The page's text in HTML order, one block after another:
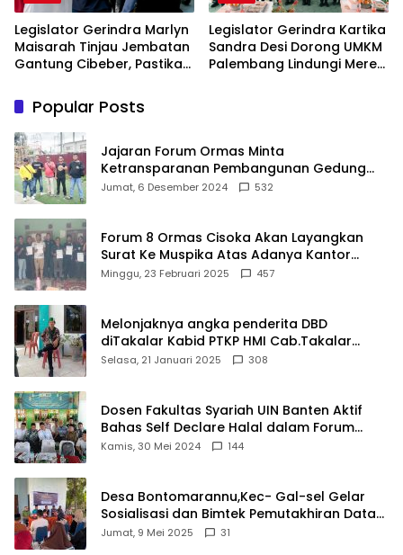
Legislator Gerindra Marlyn
Maisarah Tinjau Jembatan
Gantung Cibeber, Pastikan
Legislator Gerindra Kartika
Sandra Desi Dorong UMKM
Palembang Lindungi Merek
Popular Posts
Jajaran Forum Ormas Minta
Ketransparanan Pembangunan Gedung
Damkar Di Kecamatan Cisoka
Jumat, 6 Desember 2024 532
Forum 8 Ormas Cisoka Akan Layangkan
Surat Ke Muspika Atas Adanya Kantor
Matel di Cisoka
Minggu, 23 Februari 2025 457
Melonjaknya angka penderita DBD
diTakalar Kabid PTKP HMI Cab.Takalar
angkat bicara
Selasa, 21 Januari 2025 308
Dosen Fakultas Syariah UIN Banten Aktif
Bahas Self Declare Halal dalam Forum
Ijtima Ulama MUI
Kamis, 30 Mei 2024 144
Desa Bontomarannu,Kec- Gal-sel Gelar
Sosialisasi dan Bimtek Pemutakhiran Data
ID
Jumat, 9 Mei 2025 31